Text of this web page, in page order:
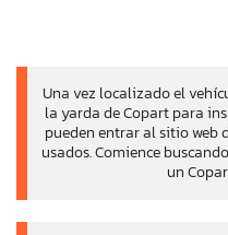
Una vez localizado el
la yarda de Copart para
pueden entrar al sitio web
usados. Comience
un